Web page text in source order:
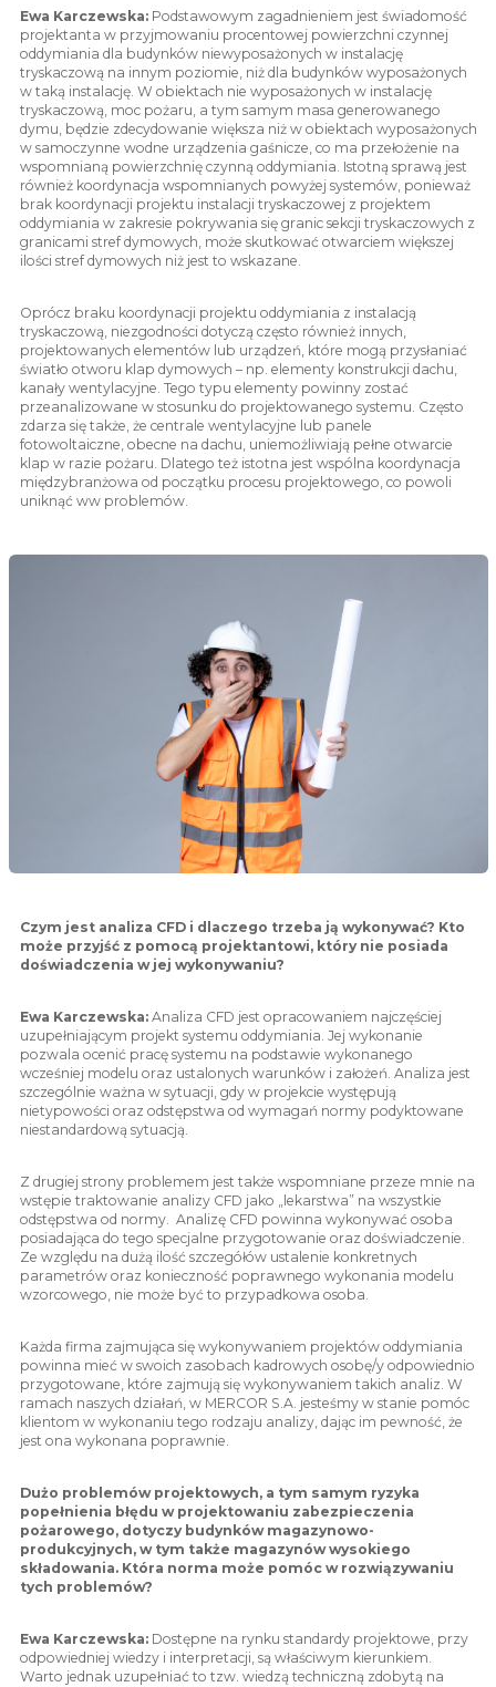
Ewa Karczewska:Podstawowym zagadnieniem jest świadomość
projektanta w przyjmowaniu procentowej powierzchni czynnej
oddymiania dla budynków niewyposażonych w instalację
tryskaczową na innym poziomie, niż dla budynków wyposażonych
w taką instalację. W obiektach nie wyposażonych w instalację
tryskaczową, moc pożaru, a tym samym masa generowanego
dymu, będzie zdecydowanie większa niż w obiektach wyposażonych
w samoczynne wodne urządzenia gaśnicze, co ma przełożenie na
wspomnianą powierzchnię czynną oddymiania. Istotną sprawą jest
również koordynacja wspomnianych powyżej systemów, ponieważ
brak koordynacji projektu instalacji tryskaczowej z projektem
oddymiania w zakresie pokrywania się granic sekcji tryskaczowych z
granicami stref dymowych, może skutkować otwarciem większej
ilości stref dymowych niż jest to wskazane.
Oprócz braku koordynacji projektu oddymiania z instalacją
tryskaczową, niezgodności dotyczą często również innych,
projektowanych elementów lub urządzeń, które mogą przysłaniać
światło otworu klap dymowych – np. elementy konstrukcji dachu,
kanały wentylacyjne. Tego typu elementy powinny zostać
przeanalizowane w stosunku do projektowanego systemu. Często
zdarza się także, że centrale wentylacyjne lub panele
fotowoltaiczne, obecne na dachu, uniemożliwiają pełne otwarcie
klap w razie pożaru. Dlatego też istotna jest wspólna koordynacja
międzybranżowa od początku procesu projektowego, co powoli
uniknąć ww problemów.
Czym jest analiza CFD i dlaczego trzeba ją wykonywać? Kto
może przyjść z pomocą projektantowi, który nie posiada
doświadczenia w jej wykonywaniu?
Ewa Karczewska:Analiza CFD jest opracowaniem najczęściej
uzupełniającym projekt systemu oddymiania. Jej wykonanie
pozwala ocenić pracę systemu na podstawie wykonanego
wcześniej modelu oraz ustalonych warunków i założeń. Analiza jest
szczególnie ważna w sytuacji, gdy w projekcie występują
nietypowości oraz odstępstwa od wymagań normy podyktowane
niestandardową sytuacją.
Z drugiej strony problemem jest także wspomniane przeze mnie na
wstępie traktowanie analizy CFD jako „lekarstwa” na wszystkie
odstępstwa od normy. Analizę CFD powinna wykonywać osoba
posiadająca do tego specjalne przygotowanie oraz doświadczenie.
Ze względu na dużą ilość szczegółów ustalenie konkretnych
parametrów oraz konieczność poprawnego wykonania modelu
wzorcowego, nie może być to przypadkowa osoba.
Każda firma zajmująca się wykonywaniem projektów oddymiania
powinna mieć w swoich zasobach kadrowych osobę/y odpowiednio
przygotowane, które zajmują się wykonywaniem takich analiz. W
ramach naszych działań, w MERCOR S.A. jesteśmy w stanie pomóc
klientom w wykonaniu tego rodzaju analizy, dając im pewność, że
jest ona wykonana poprawnie.
Dużo problemów projektowych, a tym samym ryzyka
popełnienia błędu w projektowaniu zabezpieczenia
pożarowego, dotyczy budynków magazynowo-
produkcyjnych, w tym także magazynów wysokiego
składowania. Która norma może pomóc w rozwiązywaniu
tych problemów?
Ewa Karczewska:Dostępne na rynku standardy projektowe, przy
odpowiedniej wiedzy i interpretacji, są właściwym kierunkiem.
Warto jednak uzupełniać to tzw. wiedzą techniczną zdobytą na